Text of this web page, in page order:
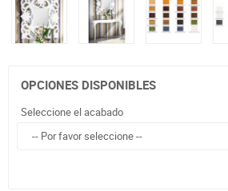
OPCIONES DISPONIBLES
Seleccione el acabado